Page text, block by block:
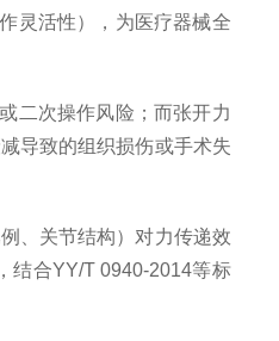
灵活性），为医疗器械全
二次操作风险；而张开力
导致的组织损伤或手术失
、关节结构）对力传递效
结合YY/T 0940-2014等标